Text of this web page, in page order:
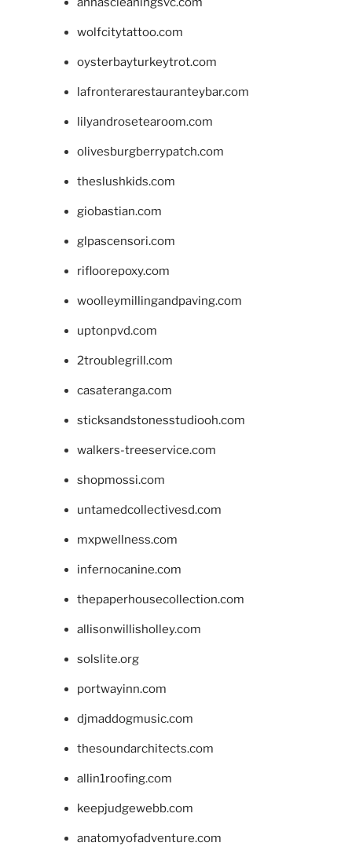
wolfcitytattoo.com
oysterbayturkeytrot.com
lafronterarestauranteybar.com
lilyandrosetearoom.com
olivesburgberrypatch.com
theslushkids.com
giobastian.com
glpascensori.com
rifloorepoxy.com
woolleymillingandpaving.com
uptonpvd.com
2troublegrill.com
casateranga.com
sticksandstonesstudiooh.com
walkers-treeservice.com
shopmossi.com
untamedcollectivesd.com
mxpwellness.com
infernocanine.com
thepaperhousecollection.com
allisonwillisholley.com
solslite.org
portwayinn.com
djmaddogmusic.com
thesoundarchitects.com
allin1roofing.com
keepjudgewebb.com
anatomyofadventure.com